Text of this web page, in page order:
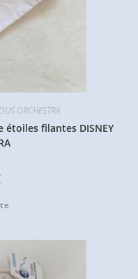
ORCHESTRA
filantes DISNEY